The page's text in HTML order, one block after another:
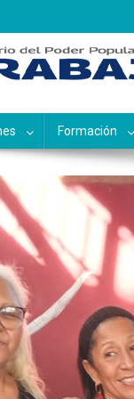
de
Formación